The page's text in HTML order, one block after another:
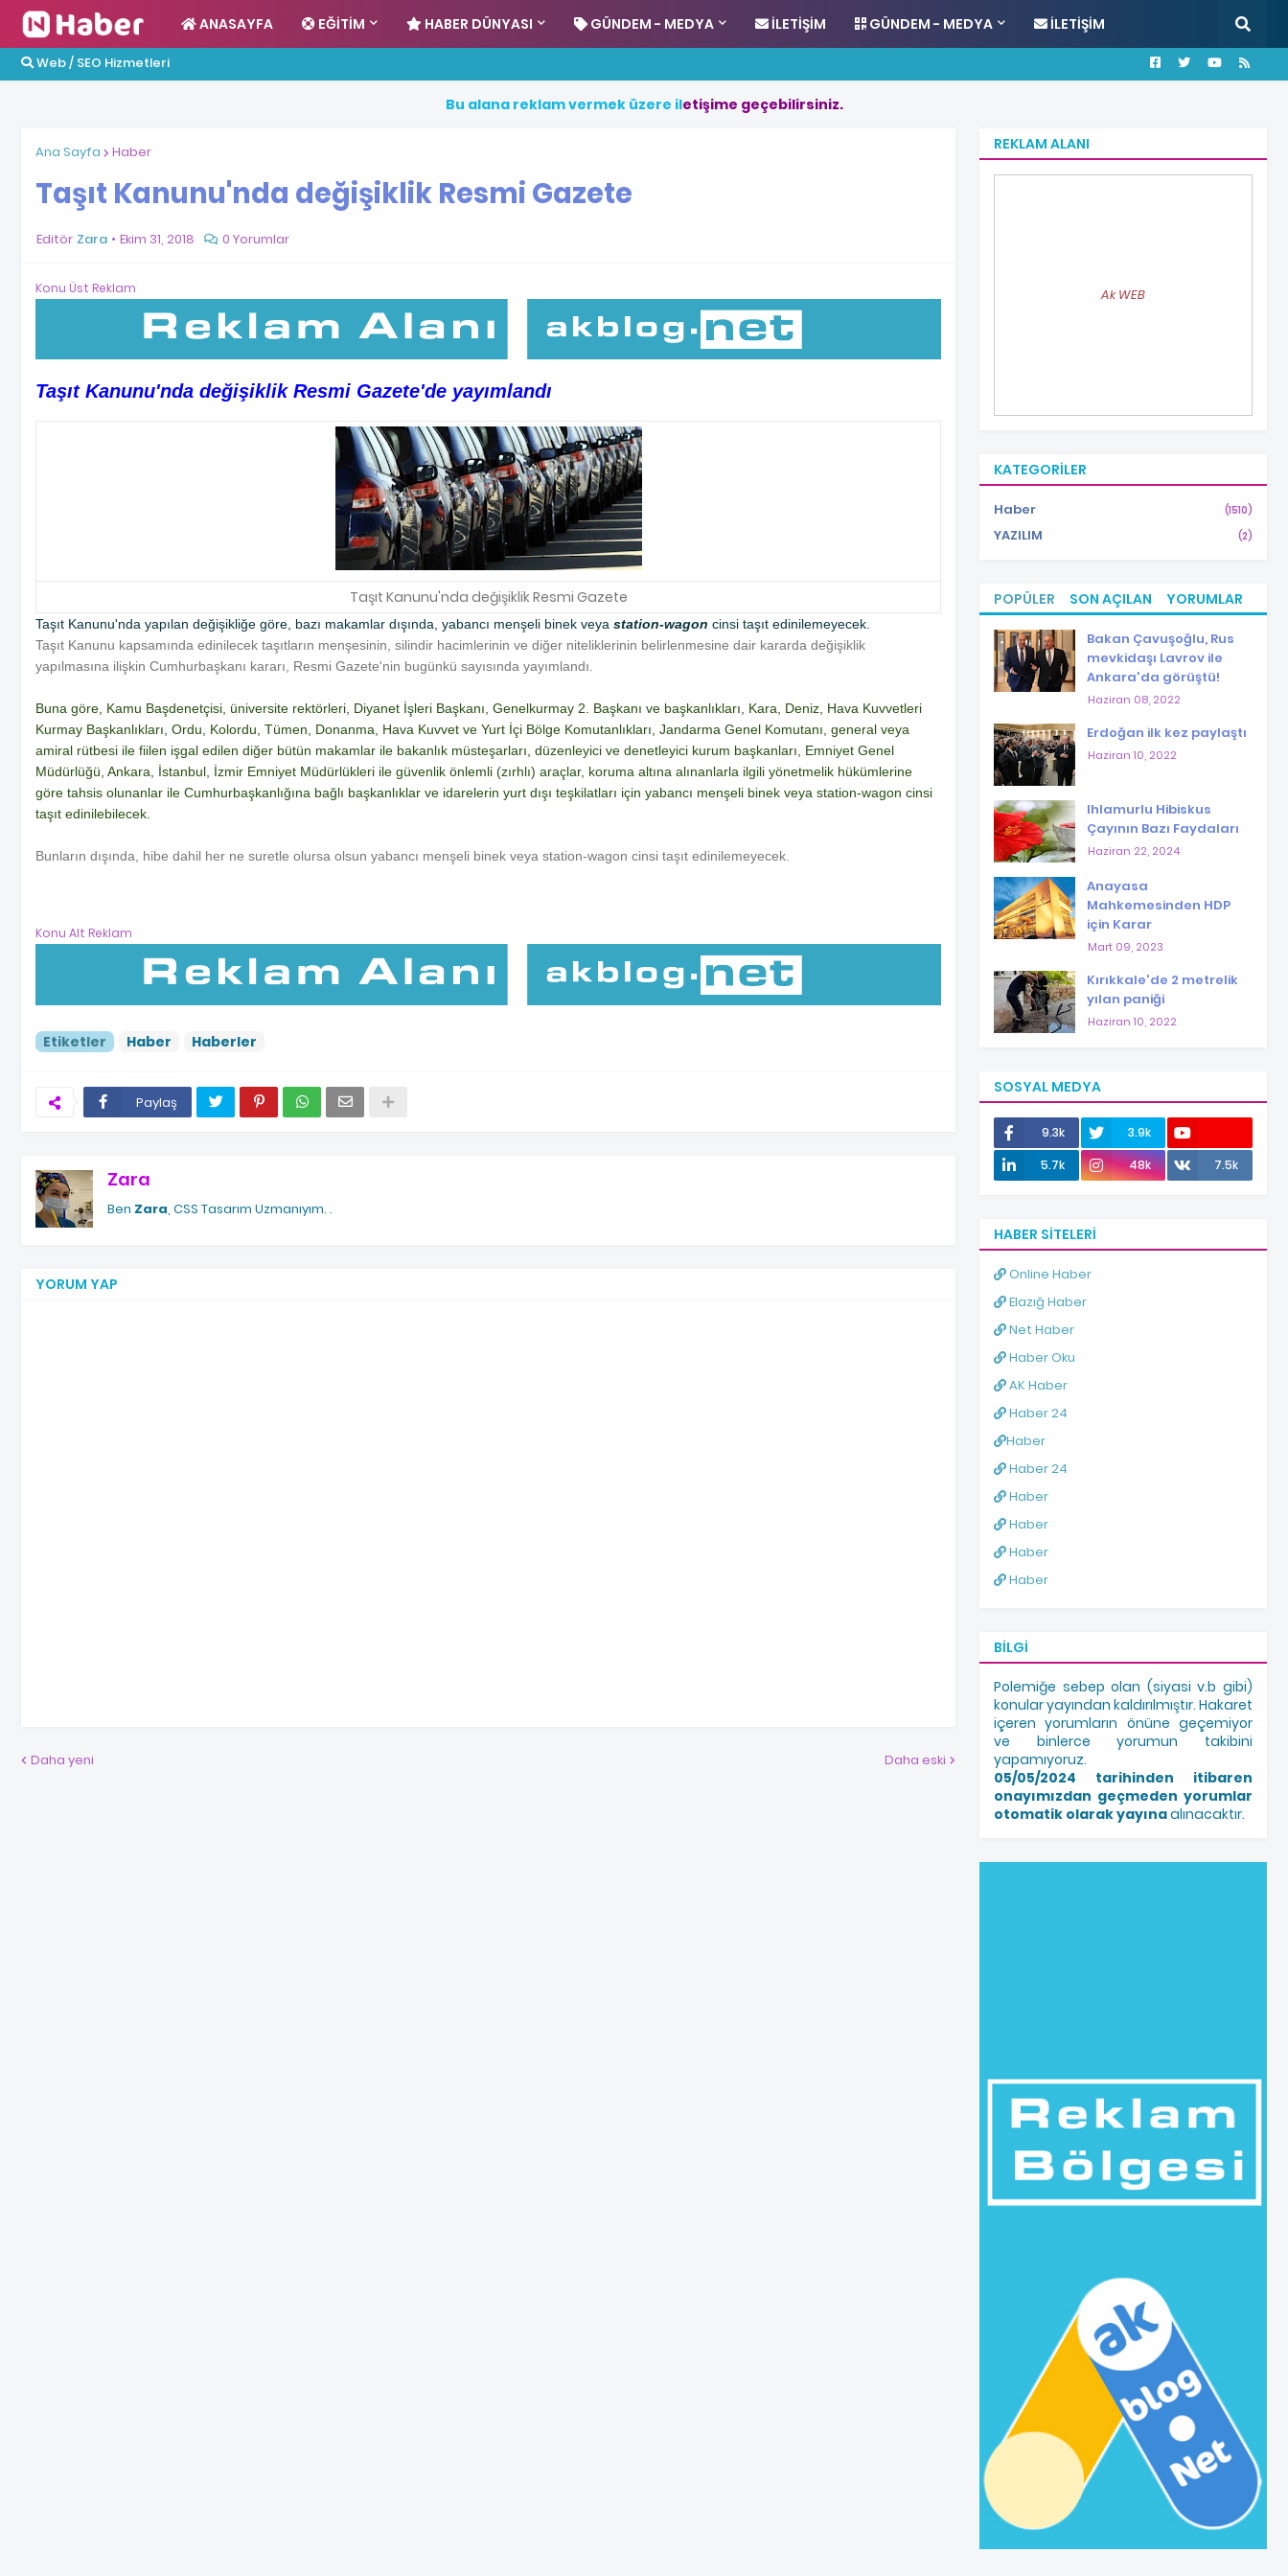
ANASAYFA EĞITIM HABER DÜNYASI GÜNDEM - MEDYA İLETIŞIM GÜNDEM - MEDYA İLETIŞIM
Web / SEO Hizmetleri
Bu alana reklamvermek üzere iletişime geçebilirsiniz.
Ana Sayfa Haber
Taşıt Kanunu'nda değişiklik Resmi Gazete
Editör Zara Ekim 31, 2018 0 Yorumlar
Konu Üst Reklam
Taşıt Kanunu'nda değişiklik Resmi Gazete'de yayımlandı
Taşıt Kanunu'nda değişiklik Resmi Gazete
Taşıt Kanunu'nda yapılan değişikliğe göre, bazı makamlar dışında, yabancı menşeli binek veya station-wagon cinsi taşıt edinilemeyecek.
Taşıt Kanunu kapsamında edinilecek taşıtların menşesinin, silindir hacimlerinin ve diğer niteliklerinin belirlenmesine dair kararda değişiklik
yapılmasına ilişkin Cumhurbaşkanı kararı, Resmi Gazete'nin bugünkü sayısında yayımlandı.
Buna göre, Kamu Başdenetçisi, üniversite rektörleri, Diyanet İşleri Başkanı, Genelkurmay 2. Başkanı ve başkanlıkları, Kara, Deniz, Hava Kuvvetleri
Kurmay Başkanlıkları, Ordu, Kolordu, Tümen, Donanma, Hava Kuvvet ve Yurt İçi Bölge Komutanlıkları, Jandarma Genel Komutanı, general veya
amiral rütbesi ile fiilen işgal edilen diğer bütün makamlar ile bakanlık müsteşarları, düzenleyici ve denetleyici kurum başkanları, Emniyet Genel
Müdürlüğü, Ankara, İstanbul, İzmir Emniyet Müdürlükleri ile güvenlik önlemli (zırhlı) araçlar, koruma altına alınanlarla ilgili yönetmelik hükümlerine
göre tahsis olunanlar ile Cumhurbaşkanlığına bağlı başkanlıklar ve idarelerin yurt dışı teşkilatları için yabancı menşeli binek veya station-wagon cinsi
taşıt edinilebilecek.
Bunların dışında, hibe dahil her ne suretle olursa olsun yabancı menşeli binek veya station-wagon cinsi taşıt edinilemeyecek.
Konu Alt Reklam
Etiketler Haber Haberler
Paylaş
Zara
Ben Zara , CSS Tasarım Uzmanıyım. .
YORUM YAP
Daha yeni Daha eski
REKLAM ALANI
Ak WEB
KATEGORILER
Haber (1510)
YAZILIM (2)
POPÜLER SON AÇILAN YORUMLAR
Bakan Çavuşoğlu, Rus
mevkidaşı Lavrov ile
Ankara'da görüştü!
Haziran 08, 2022
Erdoğan ilk kez paylaştı
Haziran 10, 2022
Ihlamurlu Hibiskus
Çayının Bazı Faydaları
Haziran 22, 2024
Anayasa
Mahkemesinden HDP
için Karar
Mart 09, 2023
Kırıkkale'de 2 metrelik
yılan paniği
Haziran 10, 2022
SOSYAL MEDYA
9.3k
3.9k
12.0k
5.7k 48k 7.5k
HABER SITELERI
Online Haber
Elazığ Haber
Net Haber
Haber Oku
AK Haber
Haber 24
Haber
Haber 24
Haber
Haber
Haber
Haber
BILGI
Polemiğe sebep olan (siyasi v.b gibi)
konular yayından kaldırılmıştır. Hakaret
içeren yorumların önüne geçemiyor
ve binlerce yorumun takibini
yapamıyoruz.
05/05/2024 tarihinden itibaren
onayımızdan geçmeden yorumlar
otomatik olarak yayınaalınacaktır.